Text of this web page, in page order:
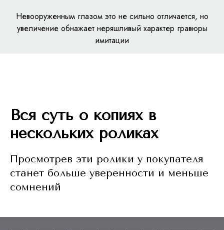
Невооруженным глазом это не сильно отличается, но
увеличение обнажает неряшливый характер гравюры
имитации
Вся суть о копиях в
нескольких роликах
Просмотрев эти ролики у покупателя
станет больше уверенности и меньше
сомнений